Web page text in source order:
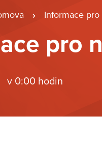
Informace
pro
v 0:00 hodin